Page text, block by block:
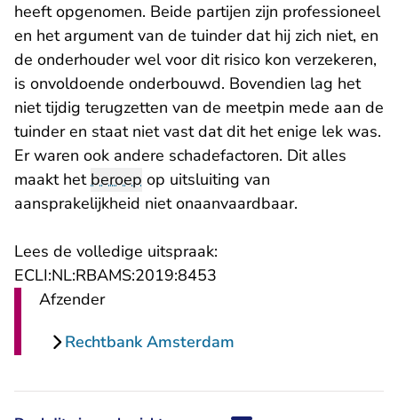
heeft opgenomen. Beide partijen zijn professioneel
en het argument van de tuinder dat hij zich niet, en
de onderhouder wel voor dit risico kon verzekeren,
is onvoldoende onderbouwd. Bovendien lag het
niet tijdig terugzetten van de meetpin mede aan de
tuinder en staat niet vast dat dit het enige lek was.
Er waren ook andere schadefactoren. Dit alles
maakt hetberoep op uitsluiting van
aansprakelijkheid niet onaanvaardbaar.
Lees de volledige uitspraak:
ECLI:NL:RBAMS:2019:8453
Afzender
Rechtbank Amsterdam